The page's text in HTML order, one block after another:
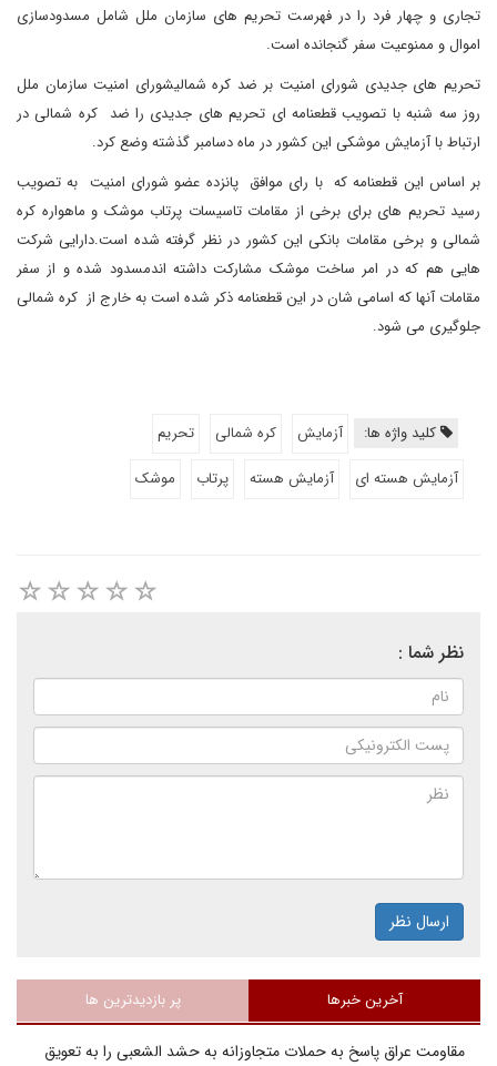
تجاری و چهار فرد را در فهرست تحریم های سازمان ملل شامل مسدودسازی
اموال و ممنوعیت سفر گنجانده است.
تحریم های جدیدی شورای امنیت بر ضد کره شمالیشورای امنیت سازمان ملل
روز سه شنبه با تصویب قطعنامه ای تحریم های جدیدی را ضد کره شمالی در
ارتباط با آزمایش موشکی این کشور در ماه دسامبر گذشته وضع کرد.
بر اساس این قطعنامه که با رای موافق پانزده عضو شورای امنیت به تصویب
رسید تحریم های برای برخی از مقامات تاسیسات پرتاب موشک و ماهواره کره
شمالی و برخی مقامات بانکی این کشور در نظر گرفته شده است.دارایی شرکت
هایی هم که در امر ساخت موشک مشارکت داشته اندمسدود شده و از سفر
مقامات آنها که اسامی شان در این قطعنامه ذکر شده است به خارج از کره شمالی
جلوگیری می شود.
کلید واژه ها: آزمایش کره شمالی
تحریم
آزمایش هسته ای
آزمایش هسته پرتاب موشک
نظر شما :
ارسال نظر
آخرین خبرها پر بازدیدترین ها
مقاومت عراق پاسخ به حملات متجاوزانه به حشد الشعبی را به تعویق